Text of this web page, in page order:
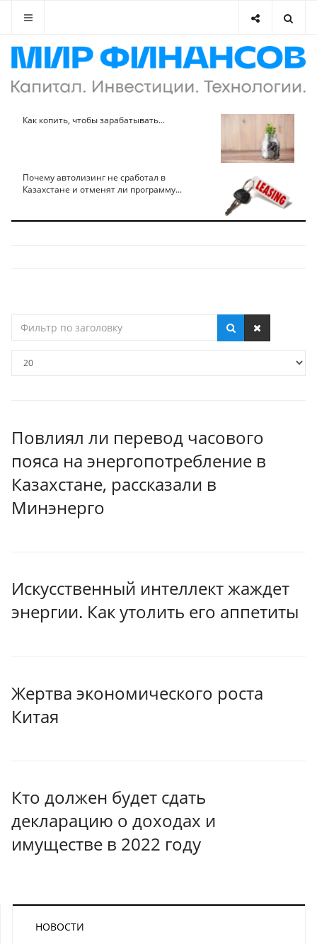
Как копить, чтобы зарабатывать...
Почему автолизинг не сработал в
Казахстане и отменят ли программу...
по
Повлиял ли перевод часового
пояса на энергопотребление в
Казахстане, рассказали в
Минэнерго
Искусственный интеллект жаждет
энергии. Как утолить его аппетиты
Жертва экономического роста
Китая
Кто должен будет сдать
декларацию о доходах и
имуществе в 2022 году
НОВОСТИ